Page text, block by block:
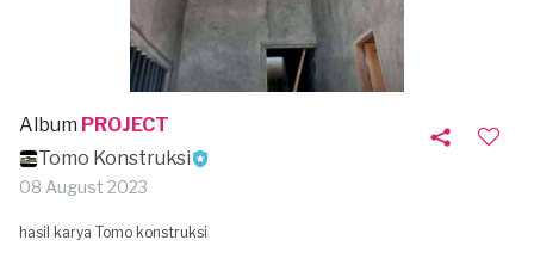
Album PROJECT
Tomo Konstruksi
08 August 2023
hasil karya Tomo konstruksi